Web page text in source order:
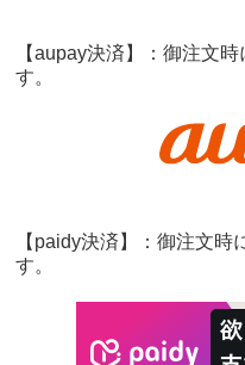
【aupay決済】：御注文
す。
【paidy決済】：御注文時
す。